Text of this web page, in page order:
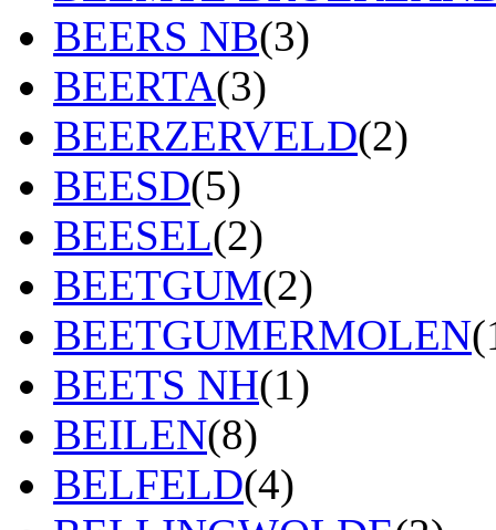
BEERS NB(3)
BEERTA(3)
BEERZERVELD(2)
BEESD(5)
BEESEL(2)
BEETGUM(2)
BEETGUMERMOLEN
BEETS NH(1)
BEILEN(8)
BELFELD(4)